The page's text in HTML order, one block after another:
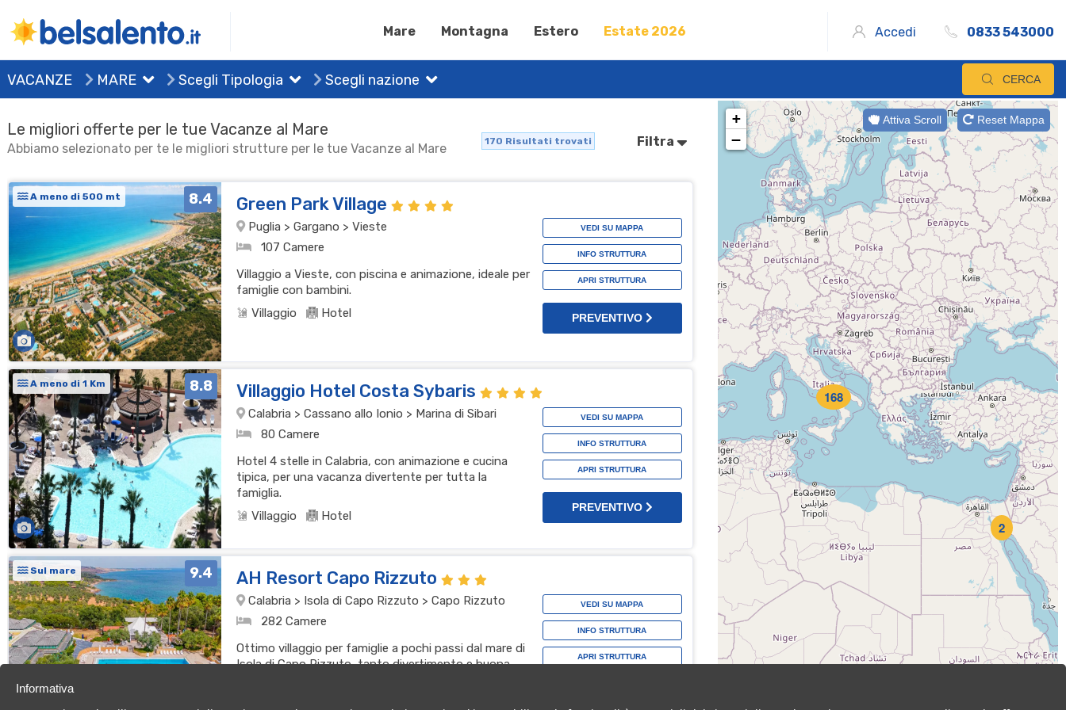
Mare Montagna Estero Estate 2026 Accedi 0833 543000
VACANZE MARE Scegli Tipologia Scegli nazione CERCA
Le migliori offerte per le tue Vacanze al Mare
Abbiamo selezionato per te le migliori strutture per le tue Vacanze al Mare 170 Risultati trovati Filtra
A meno di 500 mt 8.4 Green Park Village
Puglia > Gargano > Vieste
107 Camere
Villaggio a Vieste, con piscina e animazione, ideale per
famiglie con bambini.
Villaggio
Hotel
VEDI SU MAPPA
INFO STRUTTURA
APRI STRUTTURA
PREVENTIVO
A meno di 1 Km 8.8 Villaggio Hotel Costa Sybaris
Calabria > Cassano allo Ionio > Marina di Sibari
80 Camere
Hotel 4 stelle in Calabria, con animazione e cucina
tipica, per una vacanza divertente per tutta la
famiglia.
Villaggio
Hotel
VEDI SU MAPPA
INFO STRUTTURA
APRI STRUTTURA
PREVENTIVO
Sul mare 9.4 AH Resort Capo Rizzuto
Calabria > Isola di Capo Rizzuto > Capo Rizzuto
282 Camere
Ottimo villaggio per famiglie a pochi passi dal mare di
Isola di Capo Rizzuto, tanto divertimento e buona
VEDI SU MAPPA
INFO STRUTTURA
APRI STRUTTURA
Attiva Scroll Reset Mappa
2
168
+
−
Informativa